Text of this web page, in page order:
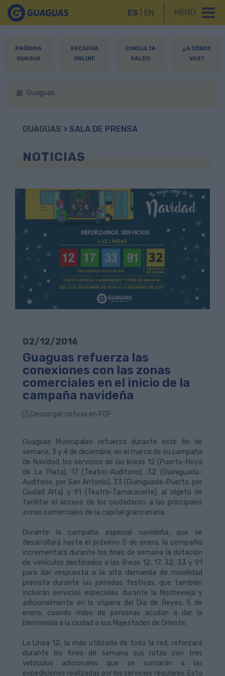
MENÚ
ES EN
PRÓXIMA
GUAGUA
RECARGA
ONLINE
CONSULTA
SALDO
¿A DÓNDE
VAS?
Guaguas
GUAGUAS > SALA DE PRENSA
NOTICIAS
02/12/2016
Guaguas refuerza las
conexiones con las zonas
comerciales en el inicio de la
campaña navideña
Descargar noticia en PDF
Guaguas Municipales refuerza durante este fin de
semana, 3 y 4 de diciembre, en el marco de su campaña
de Navidad, los servicios de las líneas 12 (Puerto-Hoya
de La Plata), 17 (Teatro-Auditorio), 32 (Guiniguada-
Auditorio, por San Antonio), 33 (Guiniguada-Puerto, por
Ciudad Alta) y 91 (Teatro-Tamaraceite), al objeto de
facilitar el acceso de los ciudadanos a las principales
zonas comerciales de la capital grancanaria.
Durante la campaña especial navideña, que se
desarrollará hasta el próximo 5 de enero, la compañía
incrementará durante los fines de semana la dotación
de vehículos destinados a las líneas 12, 17, 32, 33 y 91
para dar respuesta a la alta demanda de movilidad
prevista durante las jornadas festivas, que también
incluirán servicios especiales durante la Nochevieja y
adicionalmente en la víspera del Día de Reyes, 5 de
enero, cuando miles de personas acudan a dar la
bienvenida a la ciudad a sus Majestades de Oriente.
La Línea 12, la más utilizada de toda la red, reforzará
durante los fines de semana sus rutas con tres
vehículos adicionales que se sumarán a las
expediciones realizadas por los servicios regulares. Esto